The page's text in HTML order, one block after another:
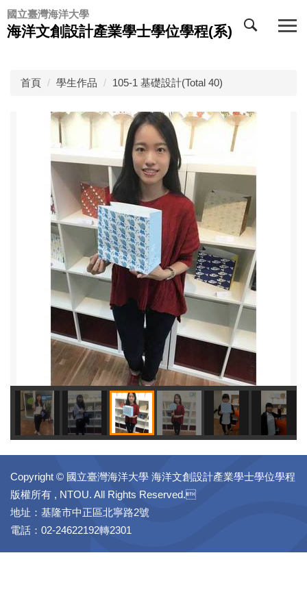
跳
到
主
國立臺灣海洋大學
海洋文創設計產業學士學位學程(系)
首頁 學生作品 105-1 基礎設計(Total 40)
Copyright © 國立臺灣海洋大學 海洋文創設計產業學士學位學程
版權所有 , NTOU. All Rights Reserved.
地址：基隆市中正區北寧路2號
電話：02-24622192轉2301